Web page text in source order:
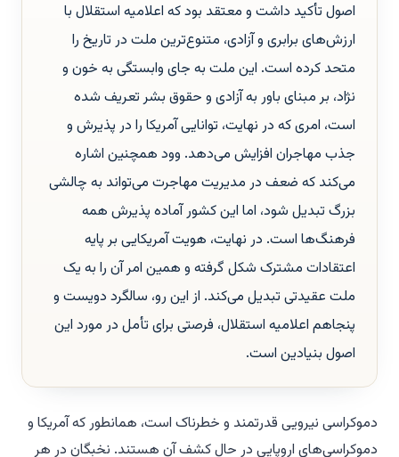
اصول تأکید داشت و معتقد بود که اعلامیه استقلال با
ارزش‌های برابری و آزادی، متنوع‌ترین ملت در تاریخ را
متحد کرده است. این ملت به جای وابستگی به خون و
نژاد، بر مبنای باور به آزادی و حقوق بشر تعریف شده
است، امری که در نهایت، توانایی آمریکا را در پذیرش و
جذب مهاجران افزایش می‌دهد. وود همچنین اشاره
می‌کند که ضعف در مدیریت مهاجرت می‌تواند به چالشی
بزرگ تبدیل شود، اما این کشور آماده پذیرش همه
فرهنگ‌ها است. در نهایت، هویت آمریکایی بر پایه
اعتقادات مشترک شکل گرفته و همین امر آن را به یک
ملت عقیدتی تبدیل می‌کند. از این رو، سالگرد دویست و
پنجاهم اعلامیه استقلال، فرصتی برای تأمل در مورد این
اصول بنیادین است.
دموکراسی نیرویی قدرتمند و خطرناک است، همانطور که آمریکا و
دموکراسی‌های اروپایی در حال کشف آن هستند. نخبگان در هر